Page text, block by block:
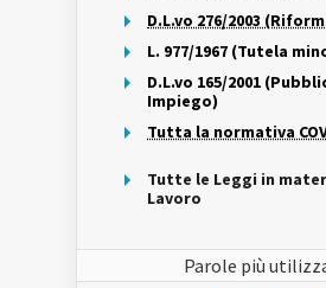
D.L.vo 276/2003
L. 977/1967 (Tutela
D.L.vo 165/2001
Impiego)
Tutta la normativa
Tutte le Leggi in
Lavoro
Parole più